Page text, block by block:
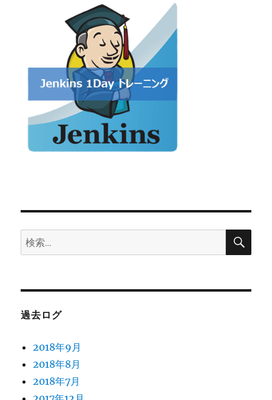
検
索:
検
過去ログ
2018年9月
2018年8月
2018年7月